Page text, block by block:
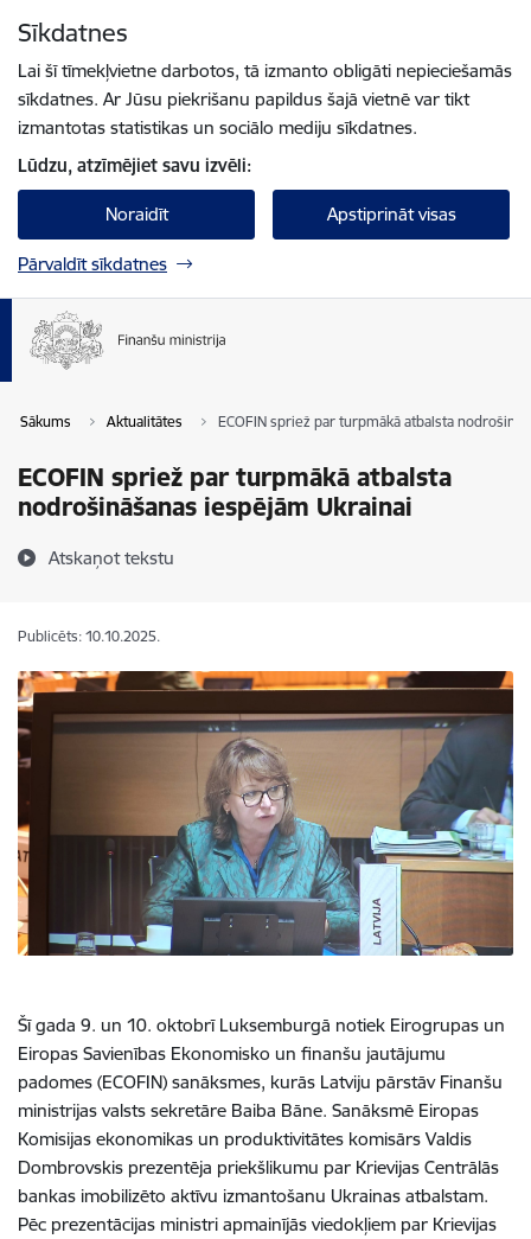
Sīkdatnes
Lai šī tīmekļvietne darbotos, tā izmanto obligāti nepieciešamās
sīkdatnes. Ar Jūsu piekrišanu papildus šajā vietnē var tikt
izmantotas statistikas un sociālo mediju sīkdatnes.
Lūdzu, atzīmējiet savu izvēli:
Noraidīt Apstiprināt visas
Pārvaldīt sīkdatnes
Sākums Aktualitātes ECOFIN spriež par turpmākā atbalsta
ECOFIN spriež par turpmākā atbalsta
nodrošināšanas iespējām Ukrainai
Atskaņot tekstu
Publicēts: 10.10.2025.
Šī gada 9. un 10. oktobrī Luksemburgā notiek Eirogrupas un
Eiropas Savienības Ekonomisko un finanšu jautājumu
padomes (ECOFIN) sanāksmes, kurās Latviju pārstāv Finanšu
ministrijas valsts sekretāre Baiba Bāne. Sanāksmē Eiropas
Komisijas ekonomikas un produktivitātes komisārs Valdis
Dombrovskis prezentēja priekšlikumu par Krievijas Centrālās
bankas imobilizēto aktīvu izmantošanu Ukrainas atbalstam.
Pēc prezentācijas ministri apmainījās viedokļiem par Krievijas